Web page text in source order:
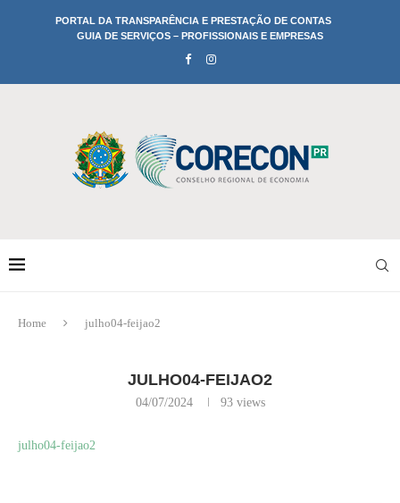
PORTAL DA TRANSPARÊNCIA E PRESTAÇÃO DE CONTAS
GUIA DE SERVIÇOS – PROFISSIONAIS E EMPRESAS
Home julho04-feijao2
JULHO04-FEIJAO2
04/07/2024 93views
julho04-feijao2